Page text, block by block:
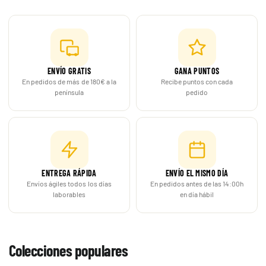
ENVÍO GRATIS
En pedidos de más de 180€ a la
península
GANA PUNTOS
Recibe puntos con cada
pedido
ENTREGA RÁPIDA
Envíos ágiles todos los días
laborables
ENVÍO EL MISMO DÍA
En pedidos antes de las 14:00h
en día hábil
Colecciones populares